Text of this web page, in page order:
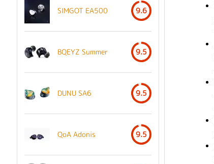
SIMGOT EA500 9.6
BQEYZ Summer 9.5
DUNU SA6 9.5
QoA Adonis 9.5